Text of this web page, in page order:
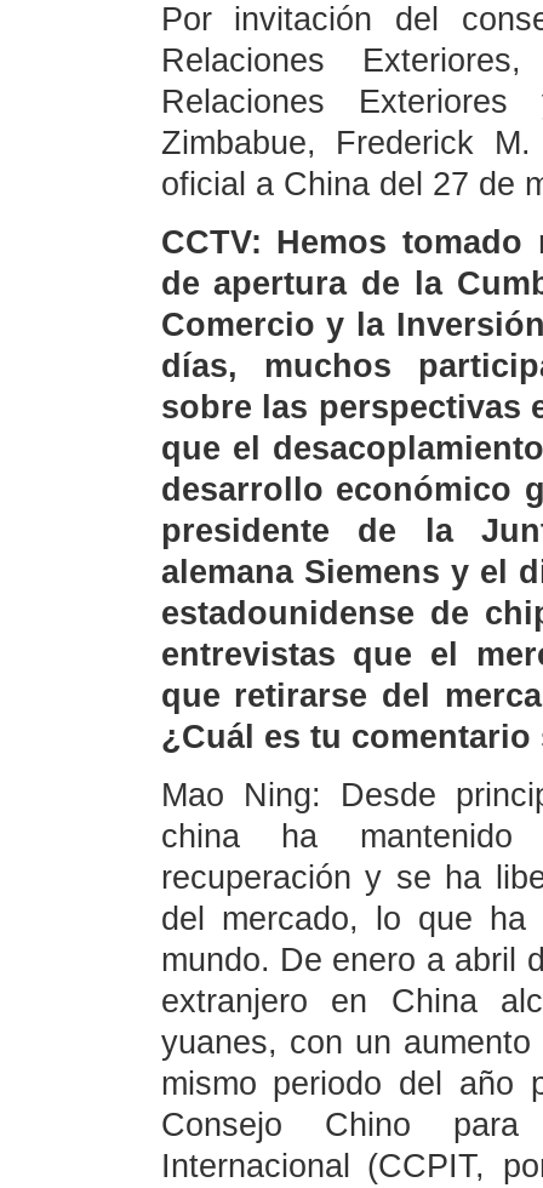
Por invitación del
Relaciones
Relaciones
Zimbabue, Frederick
oficial a China del 27 de
CCTV: Hemos
de apertura de la
Comercio y la
días, muchos
sobre las perspectivas
que el
desarrollo económico
presidente de la
alemana Siemens y el
estadounidense de
entrevistas que el
que retirarse del
¿Cuál es tu comentario
Mao Ning: Desde
china ha
recuperación y se ha
del mercado, lo que
mundo. De enero a abril
extranjero en China
yuanes, con un
mismo periodo del año
Consejo Chino
Internacional (CCPIT,